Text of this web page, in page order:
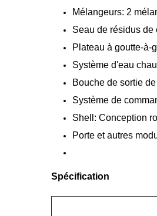
Mélangeurs: 2
Seau de résidus de
Plateau à goutte-à-
Système d'eau
Bouche de sortie
Système de
Shell: Conception
Porte et autres
Spécification